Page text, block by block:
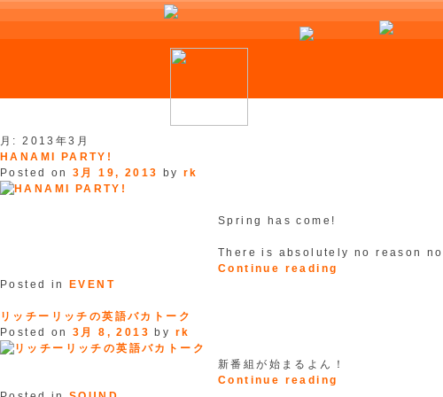
Skip
to
content
月:2013年3月
HANAMI PARTY!
Posted on 3月 19, 2013 byrk
Spring has come!
There is absolutely no reason
Continue reading
Posted in EVENT
リッチーリッチの英語バカトーク
Posted on 3月 8, 2013 by rk
新番組が始まるよん！
Continue reading